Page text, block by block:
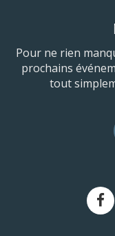
Pour ne rien
prochains
tout